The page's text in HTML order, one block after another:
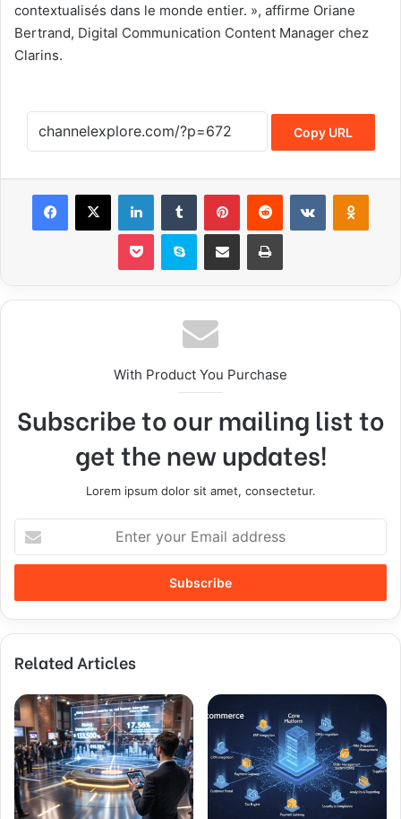
contextualisés dans le monde entier. », affirme Oriane
Bertrand, Digital Communication Content Manager chez
Clarins.
Copy URL
With Product You Purchase
Subscribe to our mailing list to
get the new updates!
Lorem ipsum dolor sit amet, consectetur.
t
r
y
u
E
m
a
i
l
a
d
Related Articles